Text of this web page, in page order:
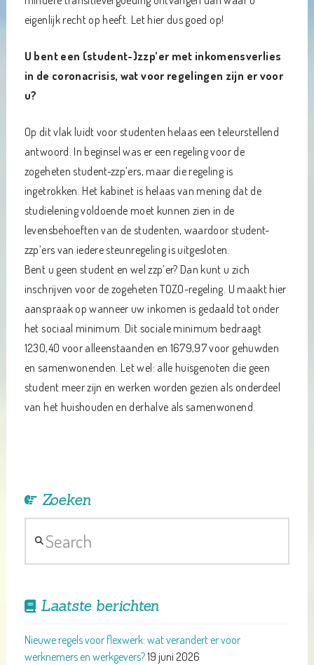
eigenlijk recht op heeft. Let hier dus goed op!
U bent een (student-)zzp’er met inkomensverlies
in de coronacrisis, wat voor regelingen zijn er voor
u?
Op dit vlak luidt voor studenten helaas een teleurstellend
antwoord. In beginsel was er een regeling voor de
zogeheten student-zzp’ers, maar die regeling is
ingetrokken. Het kabinet is helaas van mening dat de
studielening voldoende moet kunnen zien in de
levensbehoeften van de studenten, waardoor student-
zzp’ers van iedere steunregeling is uitgesloten.
Bent u geen student en wel zzp’er? Dan kunt u zich
inschrijven voor de zogeheten TOZO-regeling. U maakt hier
aanspraak op wanneer uw inkomen is gedaald tot onder
het sociaal minimum. Dit sociale minimum bedraagt
1230,40 voor alleenstaanden en 1679,97 voor gehuwden
en samenwonenden. Let wel: alle huisgenoten die geen
student meer zijn en werken worden gezien als onderdeel
van het huishouden en derhalve als samenwonend.
Zoeken
Laatste berichten
Nieuwe regels voor flexwerk: wat verandert er voor
werknemers en werkgevers?19 juni 2026